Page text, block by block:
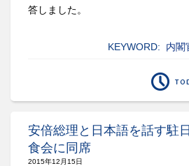
答しました。
KEYWORD: 内閣
安倍総理と日本語を話す駐
食会に同席
2015年12月15日